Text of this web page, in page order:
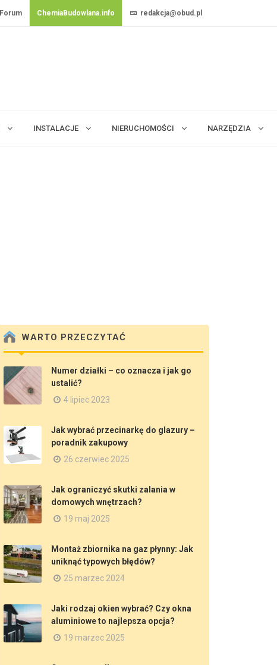
Forum ChemiaBudowlana.info redakcja@obud.pl
INSTALACJE NIERUCHOMOŚCI NARZĘDZIA
WARTO PRZECZYTAĆ
Numer działki – co oznacza i jak go
ustalić?
4 lipiec 2023
Jak wybrać przecinarkę do glazury –
poradnik zakupowy
26 czerwiec 2025
Jak ograniczyć skutki zalania w
domowych wnętrzach?
19 maj 2025
Montaż zbiornika na gaz płynny: Jak
uniknąć typowych błędów?
25 marzec 2024
Jaki rodzaj okien wybrać? Czy okna
aluminiowe to najlepsza opcja?
19 marzec 2025